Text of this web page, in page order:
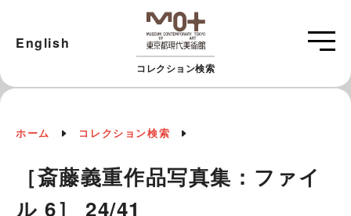
コレクション検索
English
ホーム コレクション検索
［斎藤義重作品写真集：ファイ
ル 6］ 24/41